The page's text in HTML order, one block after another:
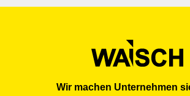
Wir machen Unternehmen